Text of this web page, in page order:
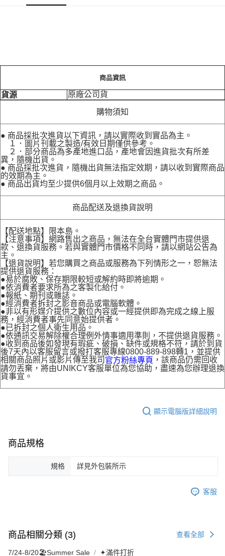
7-11取貨付款［需3-5個工作天不含預購商品］
每筆NT$100，滿NT$799(含以上)免運費
商品資訊
貨源 原廠公司貨
購物須知
● 商品採批次進貨以下資訊，請以實際收到實品為主。
１．圖片刊載之製造/有效日期僅供參考。
２．部分商品為多產地進口品，產地會因進貨批次有所差
異，隨機出貨。
● 商品採批次進貨，隨機出貨無法指定效期，請以收到實際商品
的效期為主。
● 商品出貨均至少提供6個月以上效期之商品。
商品配送及退換貨說明
【配送地點】限本島。
【注意事項】網路售出之商品，無法在全台實體門市提供退
款、退換貨服務。若與實體門市價格不同時，請以網站公告為
主。
【退貨說明】若您購買之商品或服務為下列情形之一，恕無法
提供退貨服務：
●易於腐敗、保存期限較短或解約時即將逾期。
●依消費者要求所為之客製化給付。
●報紙、期刊或雜誌。
●經消費者拆封之影音商品或電腦軟體。
●非以有形媒介提供之數位內容或一經提供即為完成之線上服
務，經消費者事先同意始提供者。
●已拆封之個人衛生用品。
●依通訊交易解除權合理例外情事適用準則，不提供退貨服務。
●收到商品後如發現有瑕疵、破損、缺件或規格不符，請於到貨
後7天內以客服留言或撥打客服專線0800-889-898轉1，並提供
相關商品照片或影片傳至我司 官方粉絲專頁 ，該商品仍需回收
請勿丟棄，將由UNIKCY客服單位為您協助，盡速為您辦理退換
貨事宜。
顯示電腦版詳細說明
商品規格
規格 詳見外包裝所示
客服
商品相關分類 (3) 查看全部
7/24-8/20🏖️Summer Sale ✦滿件打折